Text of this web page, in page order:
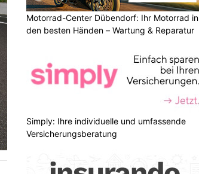
Motorrad-Center Dübendorf: Ihr Motorrad in
den besten Händen – Wartung & Reparatur
Simply: Ihre individuelle und umfassende
Versicherungsberatung